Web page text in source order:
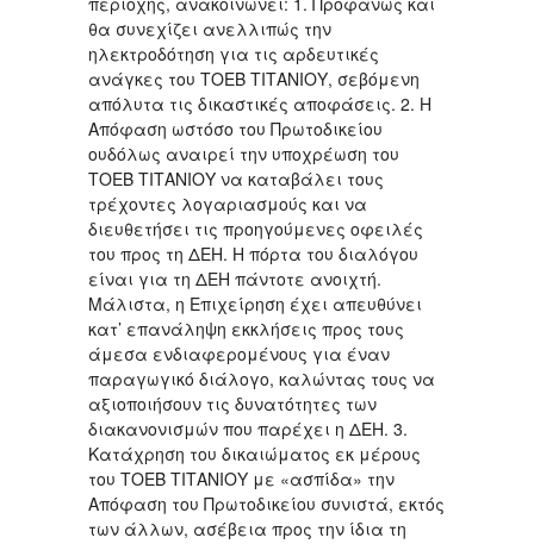
θα συνεχίζει ανελλιπώς την
ηλεκτροδότηση για τις αρδευτικές
ανάγκες του ΤΟΕΒ ΤΙΤΑΝΙΟΥ, σεβόμενη
απόλυτα τις δικαστικές αποφάσεις. 2. Η
Απόφαση ωστόσο του Πρωτοδικείου
ουδόλως αναιρεί την υποχρέωση του
ΤΟΕΒ ΤΙΤΑΝΙΟΥ να καταβάλει τους
τρέχοντες λογαριασμούς και να
διευθετήσει τις προηγούμενες οφειλές
του προς τη ΔΕΗ. Η πόρτα του διαλόγου
είναι για τη ΔΕΗ πάντοτε ανοιχτή.
Μάλιστα, η Επιχείρηση έχει απευθύνει
κατ’ επανάληψη εκκλήσεις προς τους
άμεσα ενδιαφερομένους για έναν
παραγωγικό διάλογο, καλώντας τους να
αξιοποιήσουν τις δυνατότητες των
διακανονισμών που παρέχει η ΔΕΗ. 3.
Κατάχρηση του δικαιώματος εκ μέρους
του ΤΟΕΒ ΤΙΤΑΝΙΟΥ με «ασπίδα» την
Απόφαση του Πρωτοδικείου συνιστά, εκτός
των άλλων, ασέβεια προς την ίδια τη